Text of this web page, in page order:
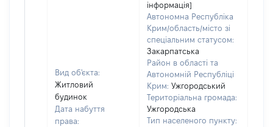
Вид об'єкта:
Житловий
будинок
Дата набуття
права:
інформація]
Автономна Республіка
Крим/область/місто зі
спеціальним статусом:
Закарпатська
Район в області та
Автономній Республіці
Крим: Ужгородський
Територіальна громада:
Ужгородська
Тип населеного пункту: